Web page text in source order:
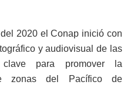
2020 el Conap inició con
y audiovisual de las
para promover la
zonas del Pacífico de